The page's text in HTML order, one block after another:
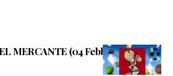
MERCANTE (04 Febbraio)